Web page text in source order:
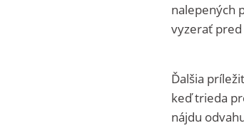
nalepených
vyzerať pred
Ďalšia
keď trieda
nájdu